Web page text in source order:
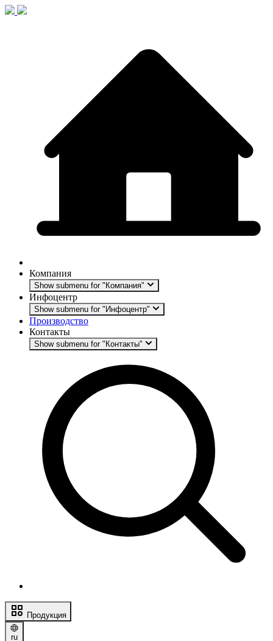
Компания
Show submenu for "Компания"
Инфоцентр
Show submenu for "Инфоцентр"
Производство
Контакты
Show submenu for "Контакты"
Продукция
ru